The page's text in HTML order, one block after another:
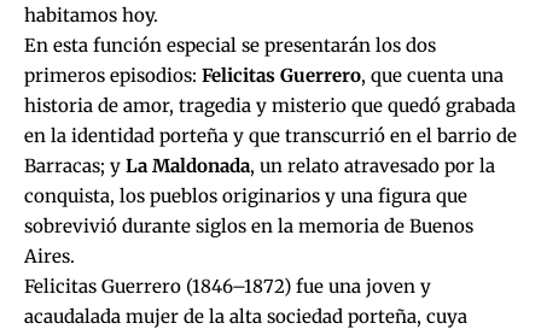
habitamos hoy.
En esta función especial se presentarán los dos
primeros episodios: Felicitas Guerrero, que cuenta una
historia de amor, tragedia y misterio que quedó grabada
en la identidad porteña y que transcurrió en el barrio de
Barracas; y La Maldonada, un relato atravesado por la
conquista, los pueblos originarios y una figura que
sobrevivió durante siglos en la memoria de Buenos
Aires.
Felicitas Guerrero (1846–1872) fue una joven y
acaudalada mujer de la alta sociedad porteña, cuya